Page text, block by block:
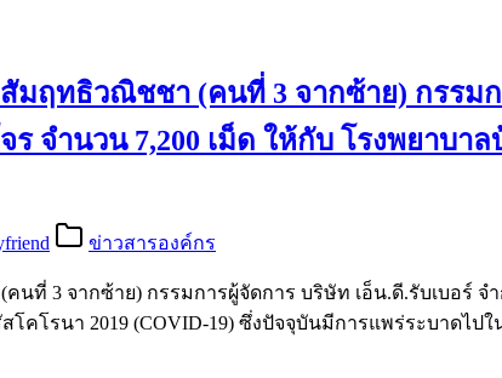
มฤทธิวณิชชา (คนที่ 3 จากซ้าย) กรรม
จำนวน 7,200 เม็ด ให้กับ โรงพยาบา
ข่าวสารองค์กร
ที่ 3 จากซ้าย) กรรมการผู้จัดการ บริษัท เอ็น.ดี.รับเบอร์
โคโรนา 2019 (COVID-19) ซึ่งปัจจุบันมีการแพร่ระบาดไ